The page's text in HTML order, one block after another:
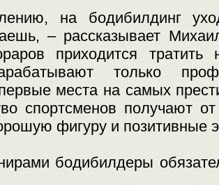
на бодибилдинг
– рассказывает
приходится
только
места на самых
спортсменов получают
фигуру и позитивные
бодибилдеры